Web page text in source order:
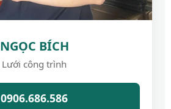
NGỌC BÍCH
Lưới công trình
0906.686.586